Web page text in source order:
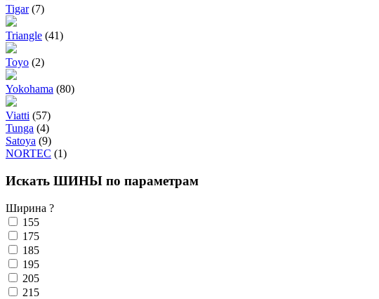
Tigar (7)
Triangle (41)
Toyo (2)
Yokohama (80)
Viatti (57)
Tunga (4)
Satoya (9)
NORTEC (1)
Искать ШИНЫ по параметрам
Ширина ?
155
175
185
195
205
215